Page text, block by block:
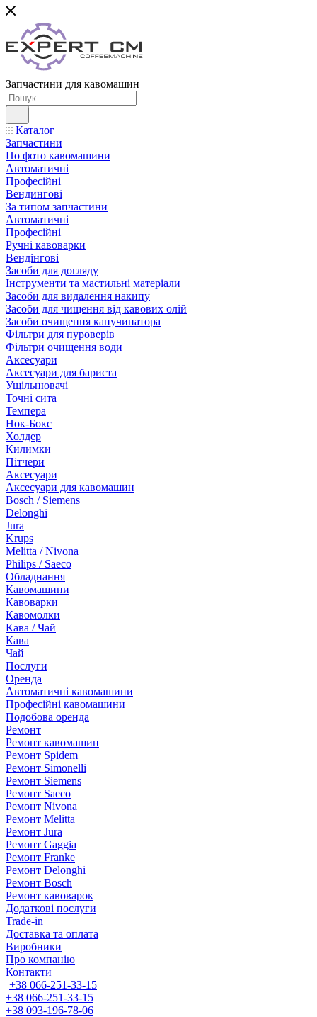
Запчастини для кавомашин
Каталог
Запчастини
По фото кавомашини
Автоматичні
Професійні
Вендингові
За типом запчастини
Автоматичні
Професійні
Ручні кавоварки
Вендінгові
Засоби для догляду
Інструменти та мастильні матеріали
Засоби для видалення накипу
Засоби для чищення від кавових олій
Засоби очищення капучинатора
Фільтри для пуроверів
Фільтри очищення води
Аксесуари
Аксесуари для бариста
Ущільнювачі
Точні сита
Темпера
Нок-Бокс
Холдер
Килимки
Пітчери
Аксесуари
Аксесуари для кавомашин
Bosch / Siemens
Delonghi
Jura
Krups
Melitta / Nivona
Philips / Saeco
Обладнання
Кавомашини
Кавоварки
Кавомолки
Кава / Чай
Кава
Чай
Послуги
Оренда
Автоматичні кавомашини
Професійні кавомашини
Подобова оренда
Ремонт
Ремонт кавомашин
Ремонт Spidem
Ремонт Simonelli
Ремонт Siemens
Ремонт Saeco
Ремонт Nivona
Ремонт Melitta
Ремонт Jura
Ремонт Gaggia
Ремонт Franke
Ремонт Delonghi
Ремонт Bosch
Ремонт кавоварок
Додаткові послуги
Trade-in
Доставка та оплата
Виробники
Про компанію
Контакти
+38 066-251-33-15
+38 066-251-33-15
+38 093-196-78-06